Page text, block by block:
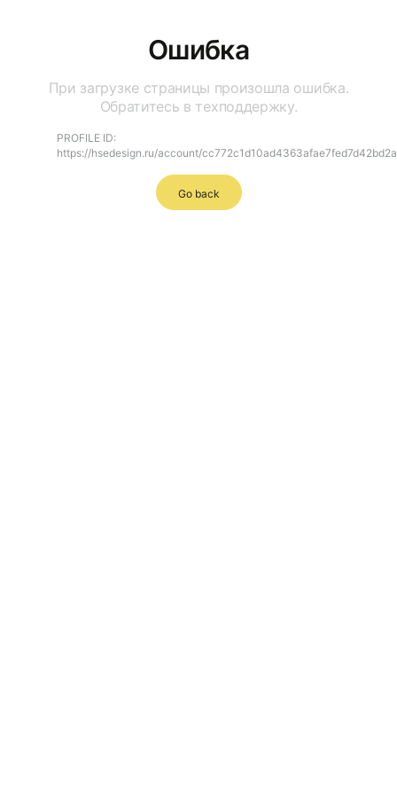
Ошибка
При загрузке страницы произошла ошибка.
Обратитесь в техподдержку.
PROFILE ID:
https://hsedesign.ru/account/cc772c1d10ad4363afae7fed7d42bd2a
Go back